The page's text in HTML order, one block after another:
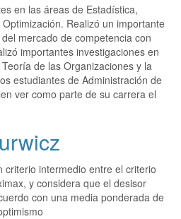
en las áreas de Estadística,
Realizó un importante
mercado de competencia con
importantes investigaciones en
de las Organizaciones y la
estudiantes de Administración de
ver como parte de su carrera el
criterio intermedio entre el criterio
y considera que el desisor
con una media ponderada de